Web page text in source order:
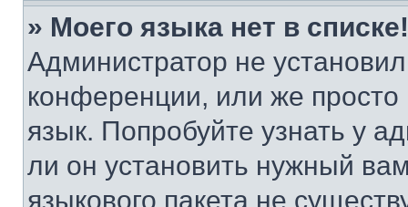
» Моего языка нет в списке!
Администратор не
конференции, или же
язык. Попробуйте узнать у
ли он установить нужный
языкового пакета не